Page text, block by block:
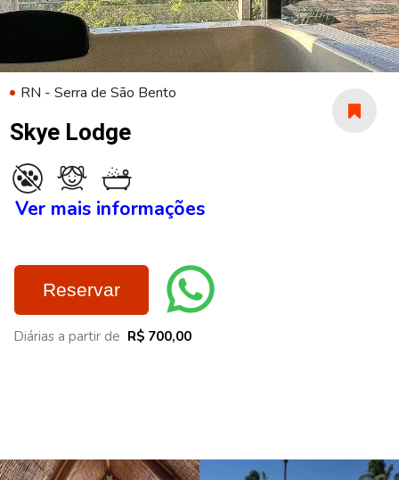
RN - Serra de São Bento
Skye Lodge
Ver mais informações
Reservar
Diárias a partir de R$ 700,00